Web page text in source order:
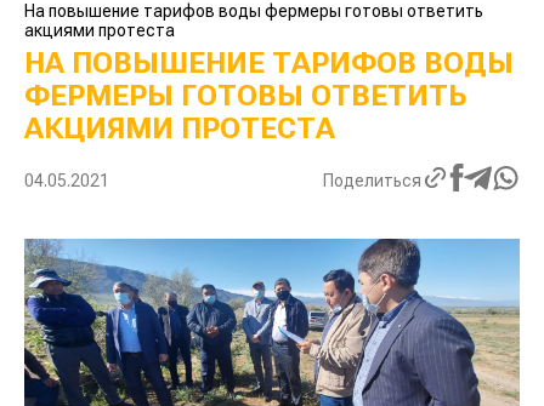
На повышение тарифов воды фермеры готовы ответить
акциями протеста
НА ПОВЫШЕНИЕ ТАРИФОВ ВОДЫ
ФЕРМЕРЫ ГОТОВЫ ОТВЕТИТЬ
АКЦИЯМИ ПРОТЕСТА
04.05.2021 Поделиться